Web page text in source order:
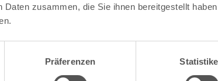
Daten zusammen, die Sie ihnen bereitgestellt
Präferenzen